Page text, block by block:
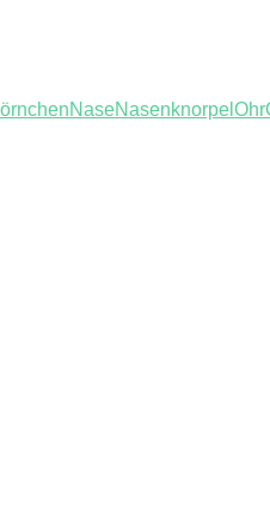
NaseNasenknorpel Ohr